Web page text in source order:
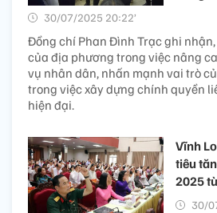
30/07/2025 20:22’
Đồng chí Phan Đình Trạc ghi
của địa phương trong việc nâng
vụ nhân dân, nhấn mạnh vai trò
trong việc xây dựng chính quyền
hiện đại.
Vĩnh
tiêu
2025
30/